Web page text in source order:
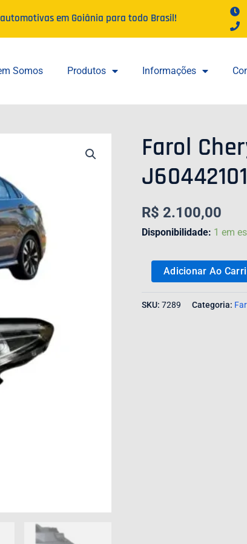
em Goiânia para todo Brasil!
Somos Produtos Informações
Farol
R$ 2.100,00
Disponibilidade: 1 em
FAROL
CHERY
ARRIZO
6
LE
J604421010FL
Adicionar Ao
SKU: 7289 Categoria: